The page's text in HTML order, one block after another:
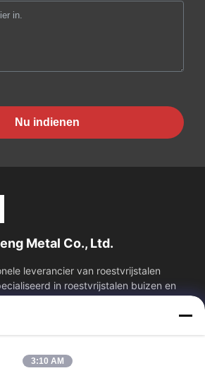
Nu indienen
Metal Co., Ltd.
leverancier van roestvrijstalen
in roestvrijstalen buizen en
Fabrieksreis
3:10 AM